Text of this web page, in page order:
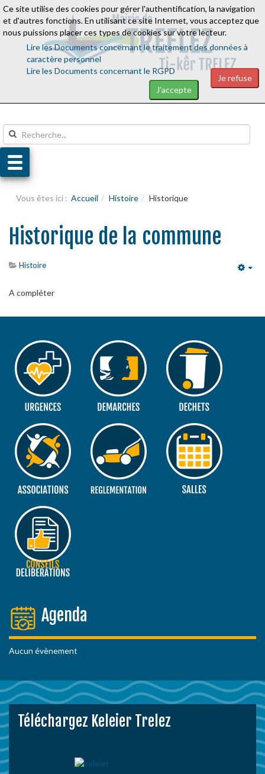
Aller au contenu Aller au menu
Vous êtes ici : Accueil Histoire Historique
Historique de la commune
Histoire
A compléter
Agenda
Aucun évènement
Téléchargez Keleier Trelez
Ce site utilise des cookies pour gérer l'authentification, la navigation
et d'autres fonctions. En utilisant ce site Internet, vous acceptez que
nous puissions placer ces types de cookies sur votre lecteur.
Lire les Documents concernant le traitement des données à
caractère personnel
Lire les Documents concernant le RGPD
Je refuse
J'accepte